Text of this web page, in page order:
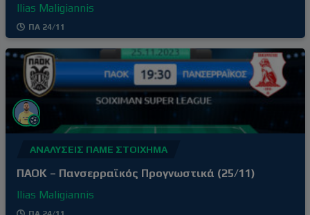
Ilias Maligiannis
ΠΑ 24/11
ΑΝΑΛΎΣΕΙΣ ΠΆΜΕ ΣΤΟΊΧΗΜΑ
ΠΑΟΚ – Πανσερραϊκός Προγνωστικά (25/11)
Ilias Maligiannis